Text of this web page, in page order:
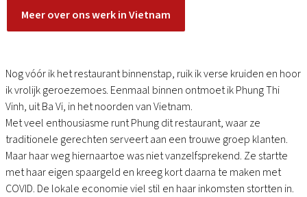
Meer over ons werk in Vietnam
Nog vóór ik het restaurant binnenstap, ruik ik verse kruiden en hoor
ik vrolijk geroezemoes. Eenmaal binnen ontmoet ik Phung Thi
Vinh, uit Ba Vi, in het noorden van Vietnam.
Met veel enthousiasme runt Phung dit restaurant, waar ze
traditionele gerechten serveert aan een trouwe groep klanten.
Maar haar weg hiernaartoe was niet vanzelfsprekend. Ze startte
met haar eigen spaargeld en kreeg kort daarna te maken met
COVID. De lokale economie viel stil en haar inkomsten stortten in.